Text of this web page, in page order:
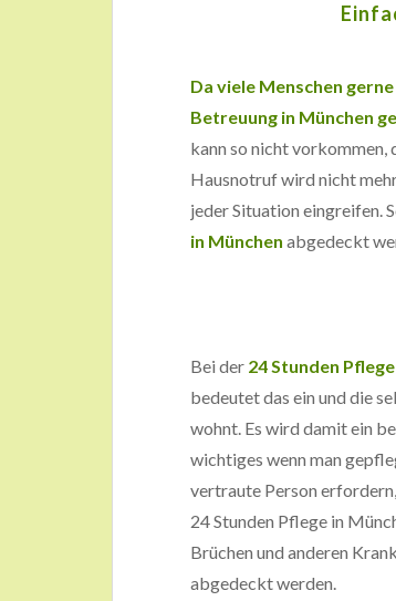
Da viele Menschen
Betreuung in München
kann so nicht vorkommen,
Hausnotruf wird nicht
jeder Situation eingreifen.
in München abgedeckt
Bei der 24 Stunden Pflege
bedeutet das ein und die
wohnt. Es wird damit ein
wichtiges wenn man
vertraute Person
24 Stunden Pflege in
Brüchen und anderen
abgedeckt werden.